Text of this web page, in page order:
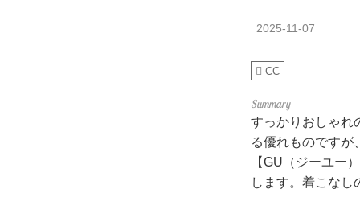
2025-11-07
CC
すっかりおしゃれ
る優れものです
【GU（ジーユー
します。着こなし